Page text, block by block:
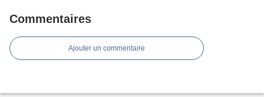
Commentaires
Ajouter un commentaire